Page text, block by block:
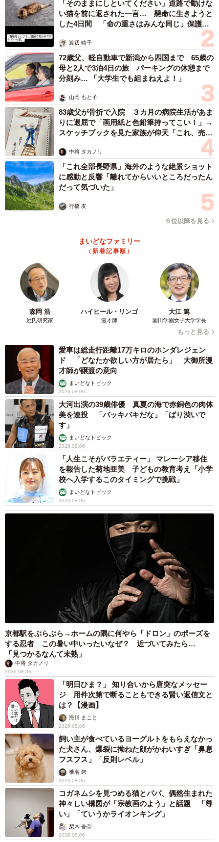
い」（39.0％）、「おかずの品数が減った」（33.1％）な
ど、全体の9割以上が何かしらの「もやもや」を抱えていま
す。
6/6
価格を重視することで受けた影響により、理想の料理が作れない／自分
の料理に対して満足できないと感じますか？（出典：パナソニック調
べ）
さらに、こうした影響を感じている人のうち、60.8％が
「理想の料理が作れなくて、自分の料理に満足できない」
節約のためにがんばっているはずなのに、いつの間にか料
理の楽しさや自信を失ってしまう「自炊肯定感」の低下に
つながっている実態が浮き彫りとなりました。
◇ ◇
▽パナソニック調べ
「そのままにしといてください」道路で動けな
い猫を前に返された一言… 懸命に生きようと
した4日間 「命の重さはみんな同じ」保護団
渡辺 晴子
72歳父、軽自動車で新潟から四国まで 65歳の
母と2人で3泊4日の旅 パーキングの休憩まで
分刻み… 「大学生でも組まねえよ！」
山岡 もと子
83歳父が骨折で入院 ３カ月の病院生活があま
りに退屈で「画用紙と色鉛筆持ってこい！」→
スケッチブックを見た家族が仰天「これ、売れ
中将 タカノリ
「これ全部長野県」海外のような絶景ショット
に感動と反響「離れてからいいところだったん
だって気づいた」
行橋 友
６位以降を見る
まいどなファミリー
（新着記事順）
森岡 浩
姓氏研究家
ハイヒール・リンゴ
漫才師
大江 篤
園田学園女子大学学長
もっと見る
愛車は総走行距離17万キロのホンダレジェン
ド 「どなたか欲しい方が居たら」 大御所漫
才師が譲渡の意向
まいどなトピック
2026.08.06
大河出演の39歳俳優 真夏の海で赤銅色の肉体
美を連投 「バッキバキだな」「ばり渋いで
す」
まいどなトピック
2026.08.06
「人生こそがバラエティー」 マレーシア移住
を報告した菊地亜美 子どもの教育考え「小学
校へ入学するこのタイミングで挑戦」
まいどなトピック
2026.08.06
京都駅をぶらぶら→ホームの隅に何やら「ドロン」のポーズを
する忍者 この暑い中いったいなぜ？ 近づいてみたら…
「見つかるなんて未熟」
中将 タカノリ
2026.08.06
「明日ひま？」 知り合いから唐突なメッセー
ジ 用件次第で断ることもできる賢い返信文と
は？【漫画】
海川 まこと
2026.08.06
飼い主が食べているヨーグルトをもらえなかっ
た犬さん、爆裂に拗ねた顔がかわいすぎ「鼻息
フスフス」「反則レベル」
椎名 碧
2026.08.06
コガネムシを見つめる猫とパパ、偶然生まれた
神々しい構図が「宗教画のよう」と話題 「尊
い」「ていうかライオンキング」
梨木 香奈
2026.08.06